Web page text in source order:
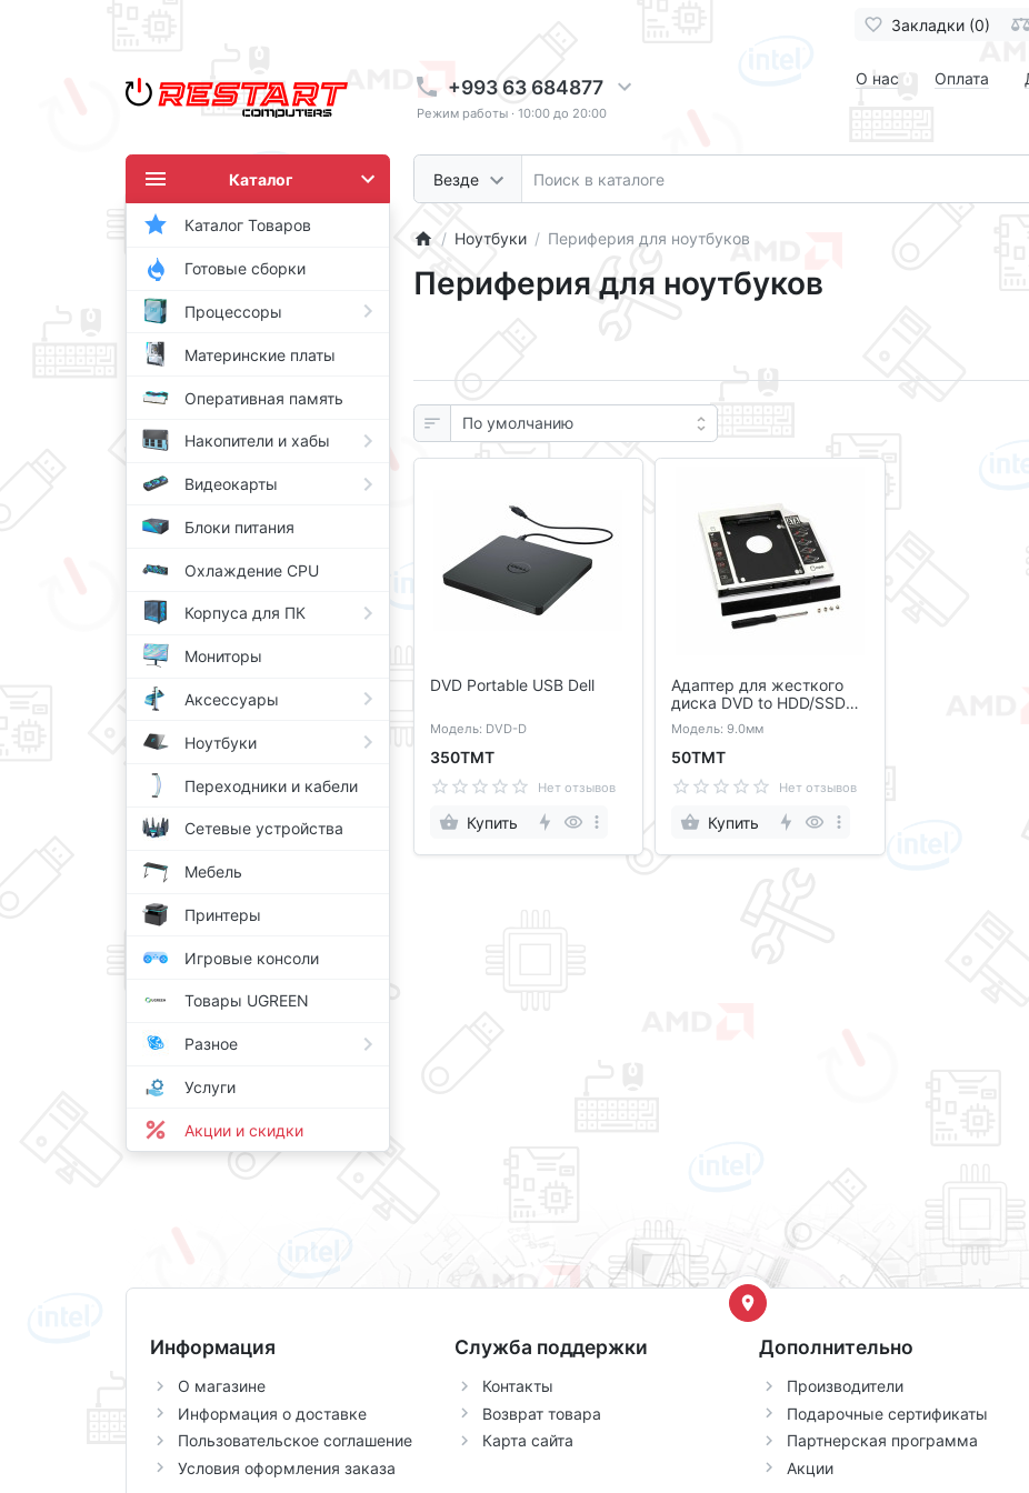
Закладки (0)
+993 63 684877
Режим работы · 10:00 до 20:00
Везде
О нас Оплата
Каталог
Каталог Товаров
Готовые сборки
Процессоры
Материнские платы
Оперативная память
Накопители и хабы
Видеокарты
Блоки питания
Охлаждение CPU
Корпуса для ПК
Мониторы
Аксессуары
Ноутбуки
Переходники и кабели
Сетевые устройства
Мебель
Принтеры
Игровые консоли
Товары UGREEN
Разное
Услуги
Акции и скидки
Ноутбуки Периферия для ноутбуков
Периферия для ноутбуков
DVD Portable USB Dell
Модель: DVD-D
350ТМТ
Нет отзывов
Купить
Адаптер для жесткого
диска DVD to HDD/SSD
caddy 9.0мм
Модель: 9.0мм
50ТМТ
Нет отзывов
Купить
Информация
О магазине
Информация о доставке
Пользовательское соглашение
Условия оформления заказа
Служба поддержки
Контакты
Возврат товара
Карта сайта
Дополнительно
Производители
Подарочные сертификаты
Партнерская программа
Акции